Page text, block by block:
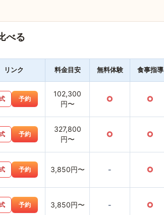
べる
リンク 料金目安 無料体験 食事指導
予約
102,300
円〜
○ ○
予約
327,800
円〜
○ ○
予約 3,850円〜 - ○
予約 3,850円〜 - ○